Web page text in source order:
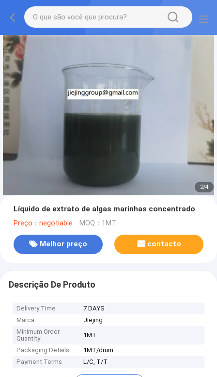
2/4
Líquido de extrato de algas marinhas concentrado
Preço：negotiable MOQ：1MT
Melhor preço contacto
Descrição De Produto
Delivery Time
7 DAYS
Marca
Jiejing
Minimum Order
Quantity
1MT
Packaging Details
1MT/drum
Payment Terms
L/C, T/T